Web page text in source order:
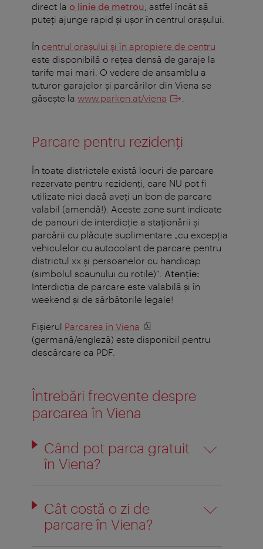
direct la o linie de metrou , astfel încât să
puteţi ajunge rapid şi uşor în centrul oraşului.
În centrul oraşului şi în apropiere de centru
este disponibilă o reţea densă de garaje la
tarife mai mari. O vedere de ansamblu a
tuturor garajelor şi parcărilor din Viena se
găseşte la www.parken.at/viena
Parcare pentru rezidenţi
În toate districtele există locuri de parcare
rezervate pentru rezidenţi, care NU pot fi
utilizate nici dacă aveţi un bon de parcare
valabil (amendă!). Aceste zone sunt indicate
de panouri de interdicţie a staţionării şi
parcării cu plăcuţe suplimentare „cu excepţia
vehiculelor cu autocolant de parcare pentru
districtul xx şi persoanelor cu handicap
(simbolul scaunului cu rotile)“. Atenţie:
Interdicţia de parcare este valabilă şi în
weekend şi de sărbătorile legale!
Fişierul Parcarea în Viena
(germană/engleză) este disponibil pentru
descărcare ca PDF.
Întrebări frecvente despre
parcarea în Viena
Când pot parca gratuit
în Viena?
Cât costă o zi de
parcare în Viena?